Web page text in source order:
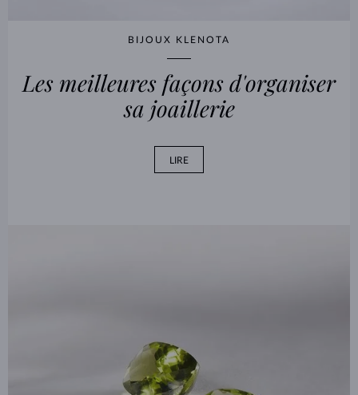
BIJOUX KLENOTA
Les meilleures façons d'organiser
sa joaillerie
LIRE